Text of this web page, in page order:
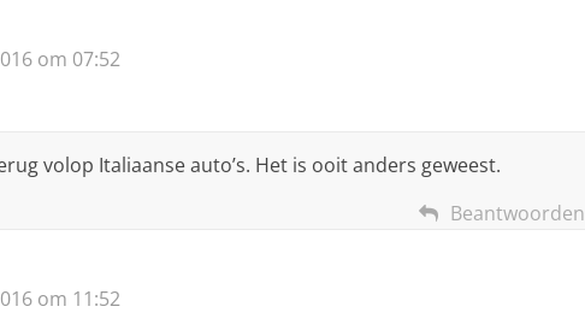
om 07:52
volop Italiaanse auto’s. Het is ooit anders geweest.
Beantwoorden
om 11:52